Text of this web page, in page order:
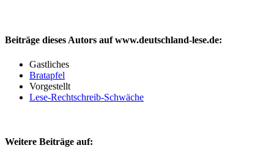
Beiträge dieses Autors auf www.deutschland-lese.de:
Gastliches
Bratapfel
Vorgestellt
Lese-Rechtschreib-Schwäche
Weitere Beiträge auf: